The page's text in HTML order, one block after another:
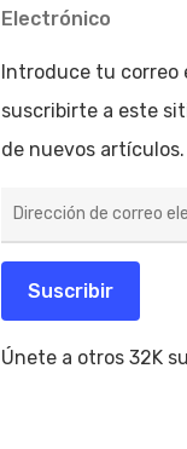
Electrónico
Introduce tu correo
suscribirte a este
de nuevos artículos.
de
electrónico
Suscribir
Únete a otros 32K